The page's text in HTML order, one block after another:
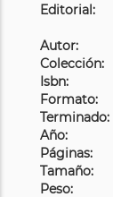
Editorial:
Autor:
Colección:
Isbn:
Formato:
Terminado:
Año:
Páginas:
Tamaño:
Peso: